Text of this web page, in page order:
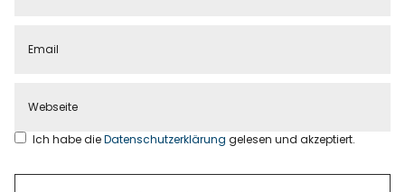
Ich habe dieDatenschutzerklärunggelesen und akzeptiert.